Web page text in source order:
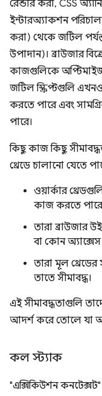
রেন্ডার করা, CSS
ইন্টারঅ্যাকশন
করা) থেকে জটিল
উপাদান)। ব্রাউজার
কাজগুলিকে
জটিল স্ক্রিপ্টগুলি
করতে পারে এবং
পারে।
কিছু কাজ কিছু
থ্রেডে চালানো যেতে
ওয়ার্কার
কাজ করতে
তারা ব্রাউজার
বা কোন অ্যাক্সেস
তারা মূল
তাতে সীমাবদ্ধ।
এই সীমাবদ্ধতাগুলি
আদর্শ করে তোলে যা
কল স্ট্যাক
"এক্সিকিউশন